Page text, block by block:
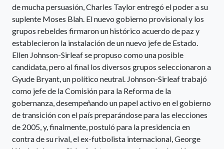
de mucha persuasión, Charles Taylor entregó el poder a su
suplente Moses Blah. El nuevo gobierno provisional y los
grupos rebeldes firmaron un histórico acuerdo de paz y
establecieron la instalación de un nuevo jefe de Estado.
Ellen Johnson-Sirleaf se propuso como una posible
candidata, pero al final los diversos grupos seleccionaron a
Gyude Bryant, un político neutral. Johnson-Sirleaf trabajó
como jefe de la Comisión para la Reforma de la
gobernanza, desempeñando un papel activo en el gobierno
de transición con el país preparándose para las elecciones
de 2005, y, finalmente, postuló para la presidencia en
contra de su rival, el ex-futbolista internacional, George